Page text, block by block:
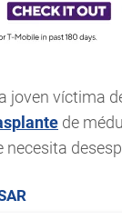
joven víctima
de
necesita